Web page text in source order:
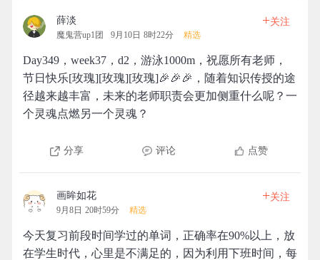
薛淡
魔鬼营up1团 9月10日 8时22分 精选
+关注
Day349，week37，d2，游泳1000m，祝愿所有老师，
节日快乐[玫瑰][玫瑰][玫瑰]🎉🎉🎉，随着知识传授的途
径越来越丰富，未来的老师职责会更加侧重什么呢？一
个灵魂点燃另一个灵魂？
分享 评论 点赞
画眸如花
9月8日 20时59分 精选
+关注
今天复习前段时间学过的单词，正确率在90%以上，放
在学生时代，心里是不满足的，因为利用下班时间，每